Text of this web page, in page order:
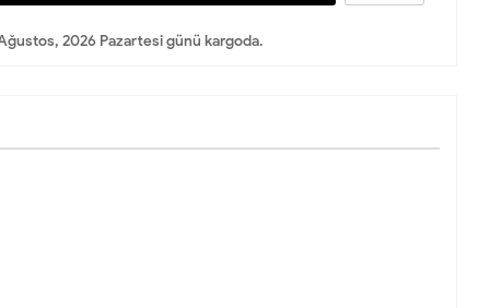
2026 Pazartesi günü kargoda.